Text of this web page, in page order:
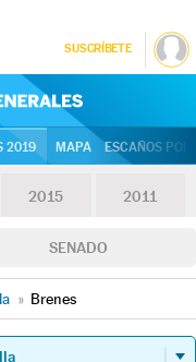
SUSCRÍBETE
2019 MAPA ESCAÑOS
2015 2011
SENADO
» Brenes